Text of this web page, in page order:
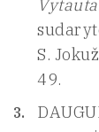
S.
49.